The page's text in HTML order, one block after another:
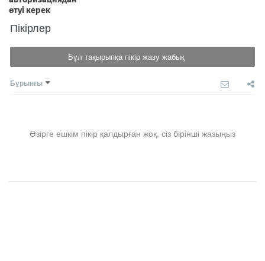
Пікірлер
Бұл тақырыпқа пікір жазу жабық
Бұрынғы
Әзірге ешкім пікір қалдырған жоқ, сіз бірінші жазыңыз